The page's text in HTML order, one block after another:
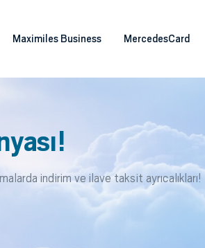
Maximiles Business MercedesCard
indirim ve ilave taksit ayrıcalıkları!